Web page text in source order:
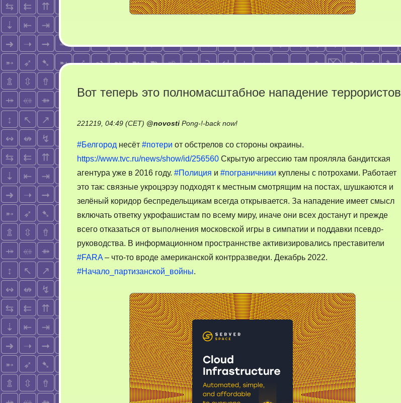
Вот теперь это полномасштабное нападение террористов
221219, 04:49 (CET) @novosti Pong-!-back now!on
теперь
это
полномасштабное
нападение
террористов
#Белгород несёт #потери от обстрелов со стороны окраины.
https://www.tvc.ru/news/show/id/256560 Скрытую агрессию там прояляла бандитская
агентура уже в 2016 году. #Полиция и #пограничники куплены с потрохами. Работает
это так: связные укроцэрэу подходят к местным смотрящим на постах, шушкаются и
зелёный коридор беспредельщикам всегда открывается. За нападение имеет смысл
включать ответку укрофашистам по всему миру, иначе они всех достанут и прежде
всего отказаться от выполнения московской игры в симпатии и поддавки псевдо-
руководства. В информационном пространнстве активизировались преставители
#FARA – что-то вроде американской контрразведки. Декабрь 2022.
#Начало_партизанской_войны.